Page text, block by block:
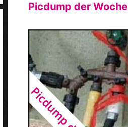
Picdump der Woche